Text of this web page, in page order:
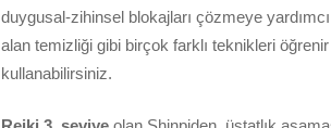
duygusal-zihinsel blokajları çözmeye
alan temizliği gibi birçok farklı teknikleri
kullanabilirsiniz.